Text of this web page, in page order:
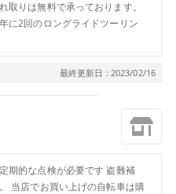
取りは無料で承っております。
に2回のロングライドツーリン
最終更新日 : 2023/02/16
期的な点検が必要です 盗難補
当店でお買い上げの自転車は購